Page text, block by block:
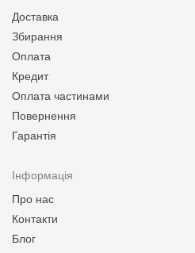
Доставка
Збирання
Оплата
Кредит
Оплата частинами
Повернення
Гарантія
Інформація
Про нас
Контакти
Блог